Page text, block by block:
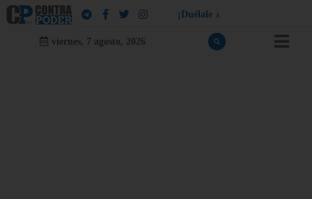
¡ Dué a e a
viernes, 7 agosto, 2026